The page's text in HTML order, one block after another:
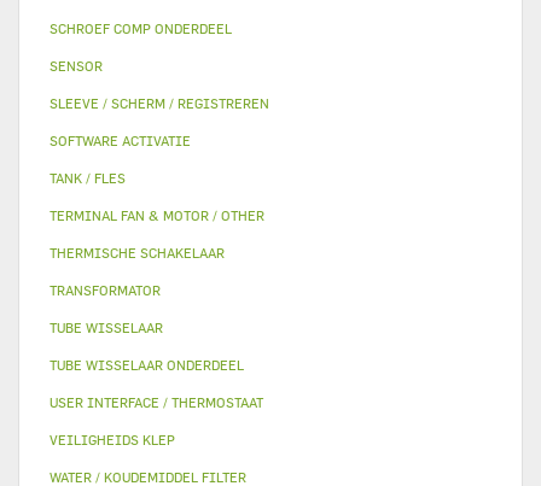
SCHROEF COMP ONDERDEEL
SENSOR
SLEEVE / SCHERM / REGISTREREN
SOFTWARE ACTIVATIE
TANK / FLES
TERMINAL FAN & MOTOR / OTHER
THERMISCHE SCHAKELAAR
TRANSFORMATOR
TUBE WISSELAAR
TUBE WISSELAAR ONDERDEEL
USER INTERFACE / THERMOSTAAT
VEILIGHEIDS KLEP
WATER / KOUDEMIDDEL FILTER